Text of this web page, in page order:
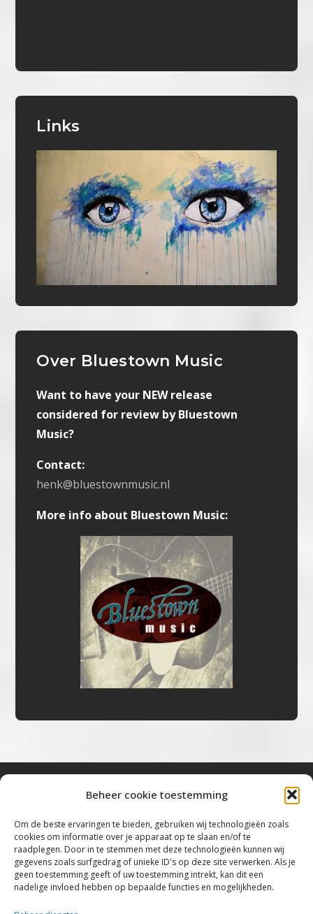
Beheer cookie toestemming
Om de beste ervaringen te bieden, gebruiken wij technologieën zoals
cookies om informatie over je apparaat op te slaan en/of te
raadplegen. Door in te stemmen met deze technologieën kunnen wij
gegevens zoals surfgedrag of unieke ID's op deze site verwerken. Als je
geen toestemming geeft of uw toestemming intrekt, kan dit een
nadelige invloed hebben op bepaalde functies en mogelijkheden.
Links
Over Bluestown Music
Want to have your NEW release
considered for review by Bluestown
Music?
Contact:
henk@bluestownmusic.nl
More info about Bluestown Music:
“Voor de mooiste Blues, Rock, Roots &
Americana”
Copyright 2019 – 2026 Bluestown Music – All